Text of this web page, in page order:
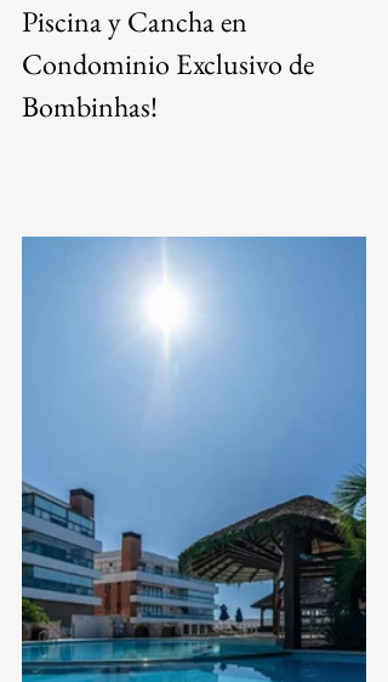
Piscina y Cancha en
Condominio Exclusivo de
Bombinhas!